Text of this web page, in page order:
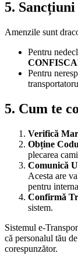
5. Sancțiuni
Amenzile sunt
Pentru
Pentru
5. Cum te
Verifică
Obține
plecarea
Comunică
Acesta are
pentru
Confirmă
sistem.
Sistemul e-
că personalul tău
corespunzător.